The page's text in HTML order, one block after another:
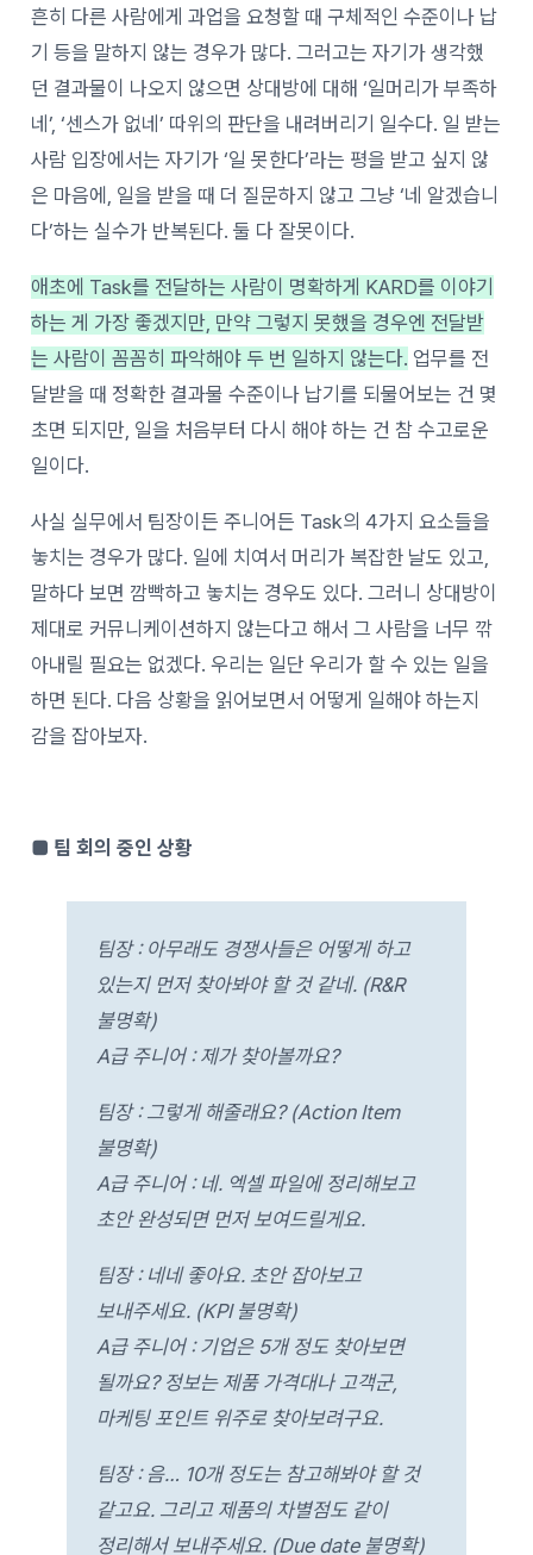
흔히 다른 사람에게 과업을 요청할 때 구체적인 수준이나 납
기 등을 말하지 않는 경우가 많다. 그러고는 자기가 생각했
던 결과물이 나오지 않으면 상대방에 대해 ‘일머리가 부족하
네’, ‘센스가 없네’ 따위의 판단을 내려버리기 일수다. 일 받는
사람 입장에서는 자기가 ‘일 못한다’라는 평을 받고 싶지 않
은 마음에, 일을 받을 때 더 질문하지 않고 그냥 ‘네 알겠습니
다’하는 실수가 반복된다. 둘 다 잘못이다.
애초에 Task를 전달하는 사람이 명확하게 KARD를 이야기
하는 게 가장 좋겠지만, 만약 그렇지 못했을 경우엔 전달받
는 사람이 꼼꼼히 파악해야 두 번 일하지 않는다. 업무를 전
달받을 때 정확한 결과물 수준이나 납기를 되물어보는 건 몇
초면 되지만, 일을 처음부터 다시 해야 하는 건 참 수고로운
일이다.
사실 실무에서 팀장이든 주니어든 Task의 4가지 요소들을
놓치는 경우가 많다. 일에 치여서 머리가 복잡한 날도 있고,
말하다 보면 깜빡하고 놓치는 경우도 있다. 그러니 상대방이
제대로 커뮤니케이션하지 않는다고 해서 그 사람을 너무 깎
아내릴 필요는 없겠다. 우리는 일단 우리가 할 수 있는 일을
하면 된다. 다음 상황을 읽어보면서 어떻게 일해야 하는지
감을 잡아보자.
■ 팀 회의 중인 상황
팀장 : 아무래도 경쟁사들은 어떻게 하고
있는지 먼저 찾아봐야 할 것 같네. (R&R
불명확)
A급 주니어 : 제가 찾아볼까요?
팀장 : 그렇게 해줄래요? (Action Item
불명확)
A급 주니어 : 네. 엑셀 파일에 정리해보고
초안 완성되면 먼저 보여드릴게요.
팀장 : 네네 좋아요. 초안 잡아보고
보내주세요. (KPI 불명확)
A급 주니어 : 기업은 5개 정도 찾아보면
될까요? 정보는 제품 가격대나 고객군,
마케팅 포인트 위주로 찾아보려구요.
팀장 : 음… 10개 정도는 참고해봐야 할 것
같고요. 그리고 제품의 차별점도 같이
정리해서 보내주세요. (Due date 불명확)